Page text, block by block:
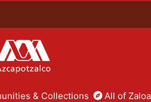
& Collections All of